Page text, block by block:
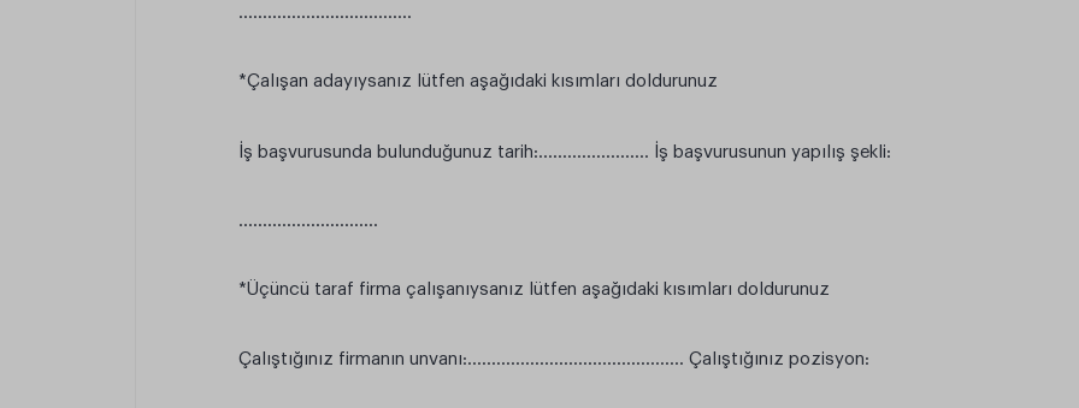
……………………………...
*Çalışan adayıysanız lütfen aşağıdaki kısımları doldurunuz
İş başvurusunda bulunduğunuz tarih:………...……….. İş başvurusunun yapılış şekli:
………………………..
*Üçüncü taraf firma çalışanıysanız lütfen aşağıdaki kısımları doldurunuz
Çalıştığınız firmanın unvanı:……………………………………… Çalıştığınız pozisyon: